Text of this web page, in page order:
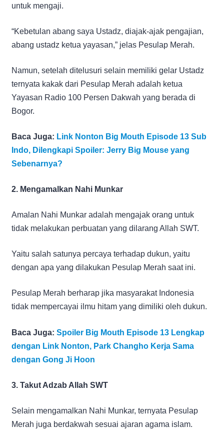
untuk mengaji.
“Kebetulan abang saya Ustadz, diajak-ajak pengajian,
abang ustadz ketua yayasan,” jelas Pesulap Merah.
Namun, setelah ditelusuri selain memiliki gelar Ustadz
ternyata kakak dari Pesulap Merah adalah ketua
Yayasan Radio 100 Persen Dakwah yang berada di
Bogor.
Baca Juga: Link Nonton Big Mouth Episode 13 Sub
Indo, Dilengkapi Spoiler: Jerry Big Mouse yang
Sebenarnya?
2. Mengamalkan Nahi Munkar
Amalan Nahi Munkar adalah mengajak orang untuk
tidak melakukan perbuatan yang dilarang Allah SWT.
Yaitu salah satunya percaya terhadap dukun, yaitu
dengan apa yang dilakukan Pesulap Merah saat ini.
Pesulap Merah berharap jika masyarakat Indonesia
tidak mempercayai ilmu hitam yang dimiliki oleh dukun.
Baca Juga: Spoiler Big Mouth Episode 13 Lengkap
dengan Link Nonton, Park Changho Kerja Sama
dengan Gong Ji Hoon
3. Takut Adzab Allah SWT
Selain mengamalkan Nahi Munkar, ternyata Pesulap
Merah juga berdakwah sesuai ajaran agama islam.